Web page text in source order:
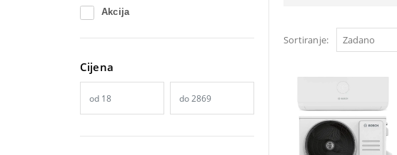
Sortiranje:
Akcija
Cijena